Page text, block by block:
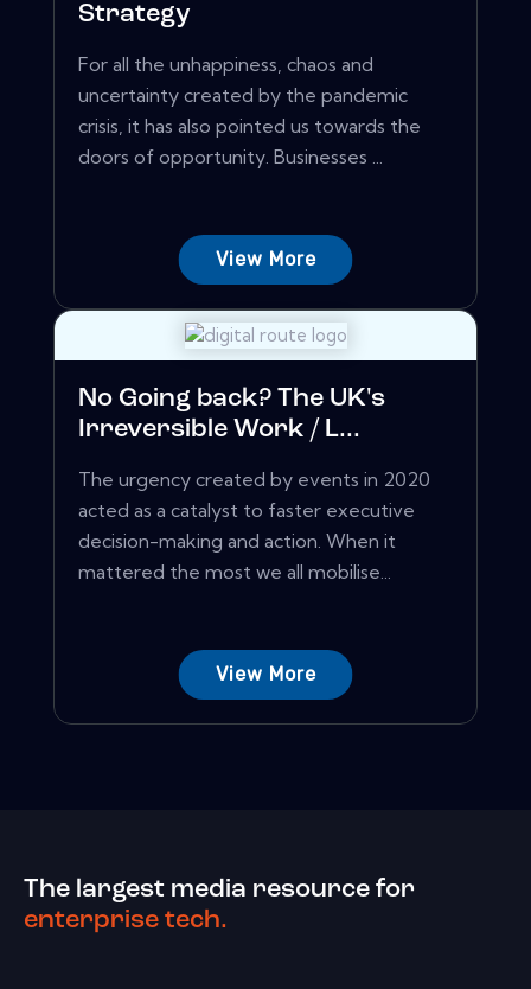
Strategy
For all the unhappiness, chaos and
uncertainty created by the pandemic
crisis, it has also pointed us towards the
doors of opportunity. Businesses ...
View More
No Going back? The UK's
Irreversible Work / L...
The urgency created by events in 2020
acted as a catalyst to faster executive
decision-making and action. When it
mattered the most we all mobilise...
View More
The largest media resource for
enterprise tech.